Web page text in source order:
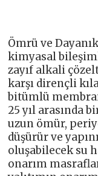
Ömrü ve
kimyasal
zayıf alkali
karşı dirençli
bitümlü
25 yıl arasında
uzun ömür,
düşürür ve
oluşabilecek su
onarım